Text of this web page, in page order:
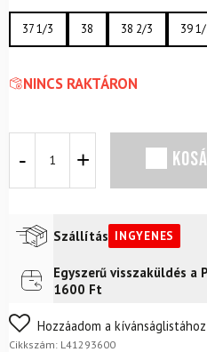
37 1/3 38 38 2/3 39
NINCS RAKTÁRON
Cross
Slate/Trooper
túracipő
mennyiség
Szállítás INGYENES
Futár a címreIngyenes
FoxPost
Egyszerű visszaküldés
1600 Ft
Nem biztos a választásában?
egyszerűen visszaküldheti 14
Hozzáadom a kívánságlistához
Cikkszám: L41293600